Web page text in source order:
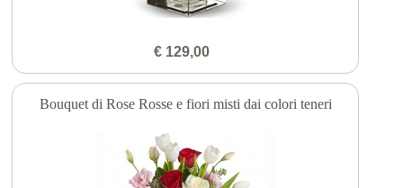
€ 129,00
Bouquet di Rose Rosse e fiori misti dai colori teneri